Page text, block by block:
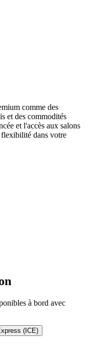
comme des
et des commodités
et l'accès aux salons
flexibilité dans votre
à bord avec
(ICE)